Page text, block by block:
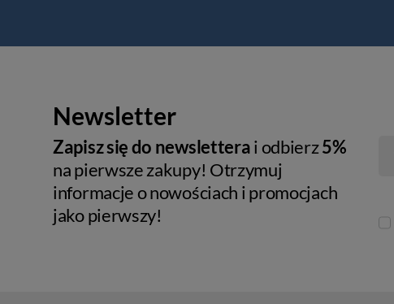
Newsletter
Zapisz się do newsletterai odbierz5%
na pierwsze zakupy! Otrzymuj
informacje o nowościach i promocjach
jako pierwszy!